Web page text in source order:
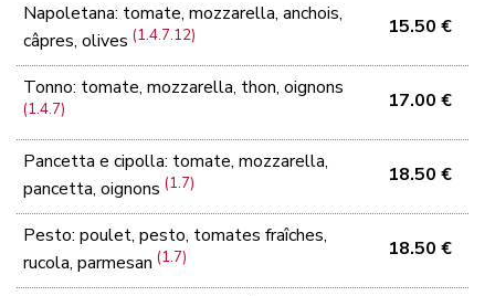
Napoletana: tomate, mozzarella, anchois,
câpres, olives(1.4.7.12) 15.50 €
Tonno: tomate, mozzarella, thon, oignons
(1.4.7) 17.00 €
Pancetta e cipolla: tomate, mozzarella,
pancetta, oignons(1.7) 18.50 €
Pesto: poulet, pesto, tomates fraîches,
rucola, parmesan(1.7) 18.50 €